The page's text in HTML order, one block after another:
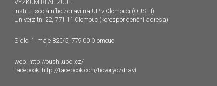
VÝZKUM REALIZUJE
Institut sociálního zdraví na UP v Olomouci (OUSHI)
Univerzitní 22, 771 11 Olomouc (korespondenční adresa)
Sídlo: 1. máje 820/5, 779 00 Olomouc
web: http://oushi.upol.cz/
facebook: http://facebook.com/hovoryozdravi